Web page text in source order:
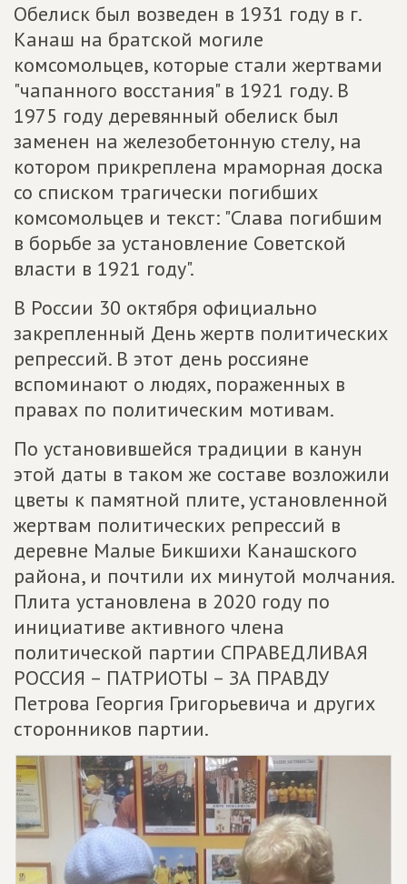
Обелиск был возведен в 1931 году в г.
Канаш на братской могиле
комсомольцев, которые стали жертвами
"чапанного восстания" в 1921 году. В
1975 году деревянный обелиск был
заменен на железобетонную стелу, на
котором прикреплена мраморная доска
со списком трагически погибших
комсомольцев и текст: "Слава погибшим
в борьбе за установление Советской
власти в 1921 году".
В России 30 октября официально
закрепленный День жертв политических
репрессий. В этот день россияне
вспоминают о людях, пораженных в
правах по политическим мотивам.
По установившейся традиции в канун
этой даты в таком же составе возложили
цветы к памятной плите, установленной
жертвам политических репрессий в
деревне Малые Бикшихи Канашского
района, и почтили их минутой молчания.
Плита установлена в 2020 году по
инициативе активного члена
политической партии СПРАВЕДЛИВАЯ
РОССИЯ – ПАТРИОТЫ – ЗА ПРАВДУ
Петрова Георгия Григорьевича и других
сторонников партии.